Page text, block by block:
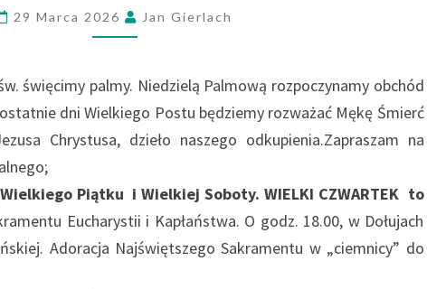
29 Marca 2026 Jan Gierlach
święcimy palmy. Niedzielą Palmową rozpoczynamy obchód
dni Wielkiego Postu będziemy rozważać Mękę Śmierć
Chrystusa, dzieło naszego odkupienia.Zapraszam na
Piątku i Wielkiej Soboty. WIELKI CZWARTEK to
Eucharystii i Kapłaństwa. O godz. 18.00, w Dołujach
Adoracja Najświętszego Sakramentu w „ciemnicy” do